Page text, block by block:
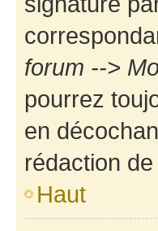
forum -->
pourrez
en
rédaction
Haut